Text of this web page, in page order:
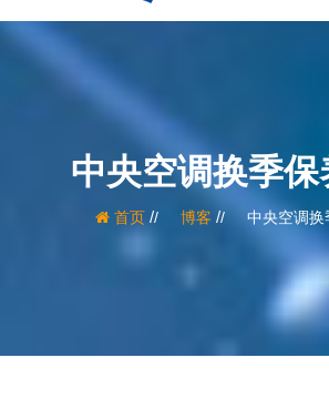
中央空调换季保
首页/ 博客 / 中央空调换